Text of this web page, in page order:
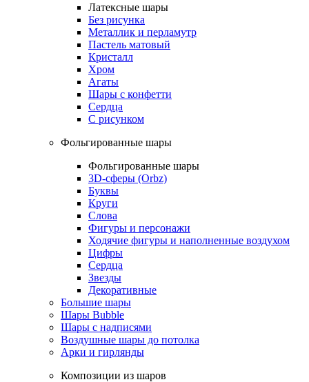
Латексные шары
Без рисунка
Металлик и перламутр
Пастель матовый
Кристалл
Хром
Агаты
Шары с конфетти
Сердца
С рисунком
Фольгированные шары
Фольгированные шары
3D-сферы (Orbz)
Буквы
Круги
Слова
Фигуры и персонажи
Ходячие фигуры и наполненные воздухом
Цифры
Сердца
Звезды
Декоративные
Большие шары
Шары Bubble
Шары с надписями
Воздушные шары до потолка
Арки и гирлянды
Композиции из шаров